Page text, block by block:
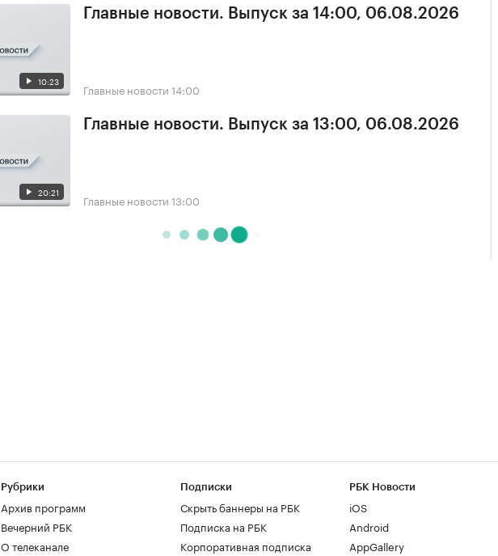
10:23
Главные новости. Выпуск за 14:00, 06.08.2026
Главные новости 14:00
20:21
Главные новости. Выпуск за 13:00, 06.08.2026
Главные новости 13:00
Рубрики
Архив программ
Вечерний РБК
О телеканале
Подписки
Скрыть баннеры на РБК
Подписка на РБК
Корпоративная подписка
РБК Новости
iOS
Android
AppGallery